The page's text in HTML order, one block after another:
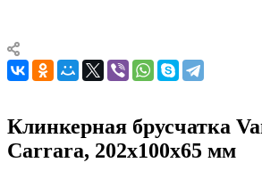
Клинкерная брусчатка
Carrara, 202х100х65 мм